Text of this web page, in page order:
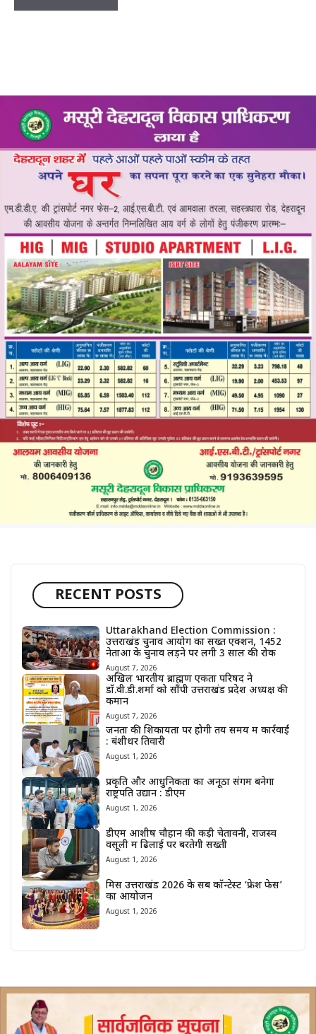
RECENT POSTS
Uttarakhand Election Commission :
उत्तराखंड चुनाव आयोग का सख्त एक्शन, 1452
नेताओं के चुनाव लड़ने पर लगी 3 साल की रोक
August 7, 2026
अखिल भारतीय ब्राह्मण एकता परिषद ने
डॉ.वी.डी.शर्मा को सौंपी उत्तराखंड प्रदेश अध्यक्ष की
कमान
August 7, 2026
जनता की शिकायतों पर होगी तय समय में कार्रवाई
: बंशीधर तिवारी
August 1, 2026
प्रकृति और आधुनिकता का अनूठा संगम बनेगा
राष्ट्रपति उद्यान : डीएम
August 1, 2026
डीएम आशीष चौहान की कड़ी चेतावनी, राजस्व
वसूली में ढिलाई पर बरतेगी सख्ती
August 1, 2026
मिस उत्तराखंड 2026 के सब कॉन्टेस्ट ‘फ्रेश फेस’
का आयोजन
August 1, 2026